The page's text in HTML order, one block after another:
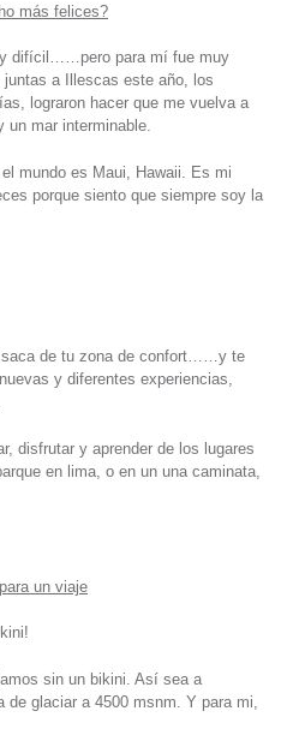
más felices?
difícil……pero para mí fue muy
a Illescas este año, los
lograron hacer que me vuelva a
un mar interminable.
mundo es Maui, Hawaii. Es mi
porque siento que siempre soy la
saca de tu zona de confort……y te
y diferentes experiencias,
disfrutar y aprender de los lugares
en lima, o en un una caminata,
un viaje
sin un bikini. Así sea a
de glaciar a 4500 msnm. Y para mi,